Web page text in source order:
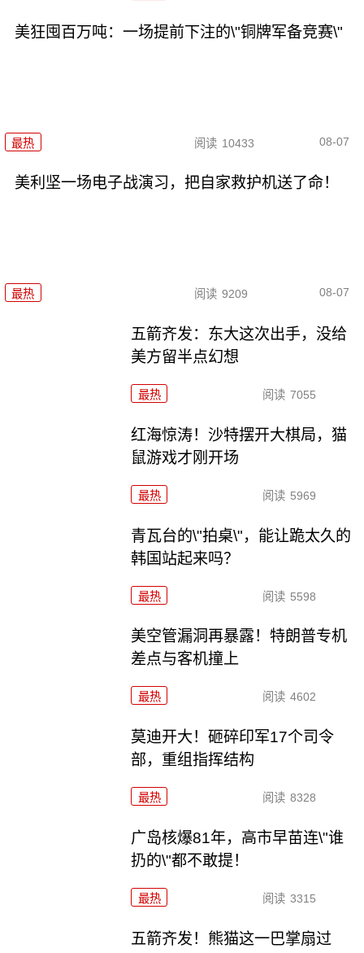
美狂囤百万吨：一场提前下注的\"铜牌军备竞赛\"
最热 阅读 10433 08-07
美利坚一场电子战演习，把自家救护机送了命！
最热 阅读 9209 08-07
五箭齐发：东大这次出手，没给
美方留半点幻想
最热 阅读 7055
红海惊涛！沙特摆开大棋局，猫
鼠游戏才刚开场
最热 阅读 5969
青瓦台的\"拍桌\"，能让跪太久的
韩国站起来吗？
最热 阅读 5598
美空管漏洞再暴露！特朗普专机
差点与客机撞上
最热 阅读 4602
莫迪开大！砸碎印军17个司令
部，重组指挥结构
最热 阅读 8328
广岛核爆81年，高市早苗连\"谁
扔的\"都不敢提！
最热 阅读 3315
五箭齐发！熊猫这一巴掌扇过